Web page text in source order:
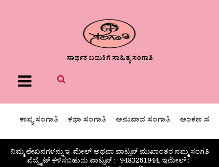
ಸಾರ್ಥಕ ಬದುಕಿಗೆ ಸಾಹಿತ್ಯ ಸಂಗಾತಿ
Menu
ಕಾವ್ಯ ಸಂಗಾತಿ ಕಥಾ ಸಂಗಾತಿ ಅನುವಾದ ಸಂಗಾತಿ ಅಂಕಣ
ನಿಮ್ಮ ಲೇಖನಗಳನ್ನು ಇ-ಮೇಲ್ ಅಥವಾ ವಾಟ್ಸಪ್ ಮುಖಾಂತರ ನಮ್ಮ ಸಂಗತಿ
ವೆಬ್ಸೈಟ್ ಕಳಿಸಬಹುದು ವಾಟ್ಸಪ್‌ :- 9483261944, ಇಮೇಲ್ :-